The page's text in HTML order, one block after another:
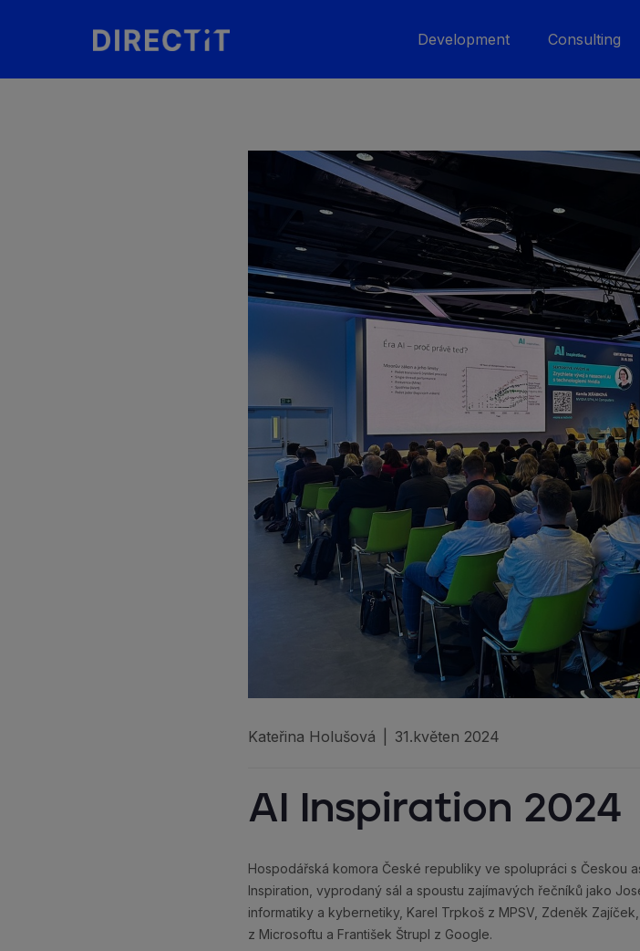
Development Consulting
Kateřina Holušová 31.květen 2024
AI Inspiration 2024
Hospodářská komora České republiky ve spolupráci s Českou
Inspiration, vyprodaný sál a spoustu zajímavých řečníků jako
informatiky a kybernetiky, Karel Trpkoš z MPSV, Zdeněk
z Microsoftu a František Štrupl z Google.